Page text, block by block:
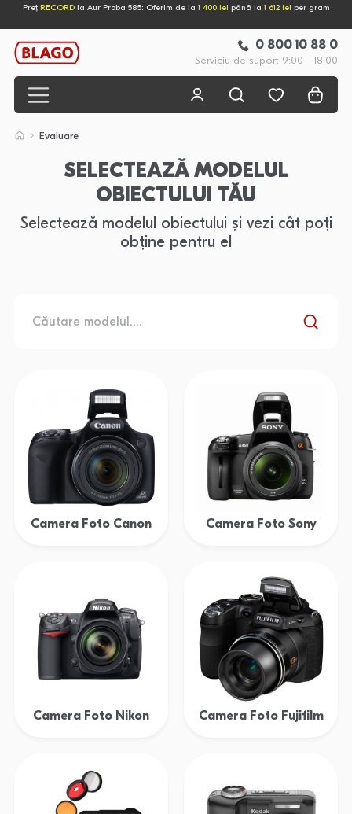
Preț RECORD la Aur Proba 585: Oferim de la 1 400 lei până la 1 612 lei per gram
0 800 10 88 0
Serviciu de suport 9:00 - 18:00
Evaluare
SELECTEAZĂ MODELUL
OBIECTULUI TĂU
Selectează modelul obiectului și vezi cât poți
obține pentru el
Camera Foto Canon Camera Foto Sony
Camera Foto Nikon Camera Foto Fujifilm